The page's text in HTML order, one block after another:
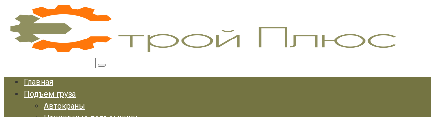
Перейти
контенту
Главная
Подъем груза
Автокраны